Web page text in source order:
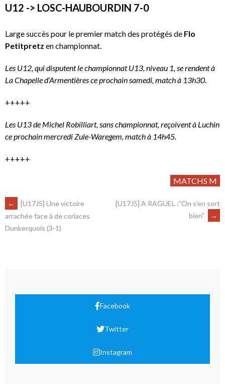
U12 -> LOSC-HAUBOURDIN 7-0
Large succès pour le premier match des protégés de Flo
Petitpretz en championnat.
Les U12, qui disputent le championnat U13, niveau 1, se rendent à
La Chapelle d’Armentières ce prochain samedi, match à 13h30.
+++++
Les U13 de Michel Robilliart, sans championnat, reçoivent à Luchin
ce prochain mercredi Zule-Waregem, match à 14h45.
+++++
MATCHS M
←
[U17J5] Une victoire
arrachée face à de coriaces
Dunkerquois (3-1)
[U17J5] A RAGUEL :”On s’en sort
bien”
→
Facebook
Twitter
Instagram